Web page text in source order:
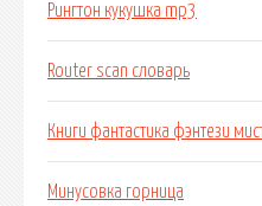
Рингтон кукушка mp3
Router scan словарь
Книги фантастика фэнтези
Минусовка горница